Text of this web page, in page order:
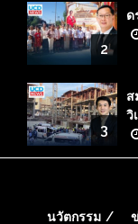
2
ด
3
ส
วิ
นวัตกรรม